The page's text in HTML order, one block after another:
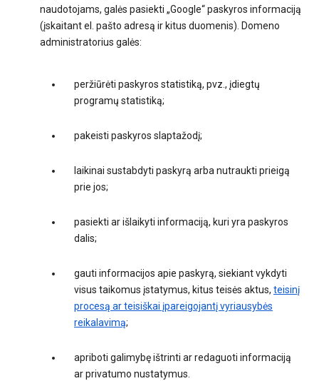
naudotojams, galės pasiekti „Google“ paskyros informaciją
(įskaitant el. pašto adresą ir kitus duomenis). Domeno
administratorius galės:
peržiūrėti paskyros statistiką, pvz., įdiegtų
programų statistiką;
pakeisti paskyros slaptažodį;
laikinai sustabdyti paskyrą arba nutraukti prieigą
prie jos;
pasiekti ar išlaikyti informaciją, kuri yra paskyros
dalis;
gauti informacijos apie paskyrą, siekiant vykdyti
visus taikomus įstatymus, kitus teisės aktus, teisinį
procesą ar teisiškai įpareigojantį vyriausybės
reikalavimą;
apriboti galimybę ištrinti ar redaguoti informaciją
ar privatumo nustatymus.